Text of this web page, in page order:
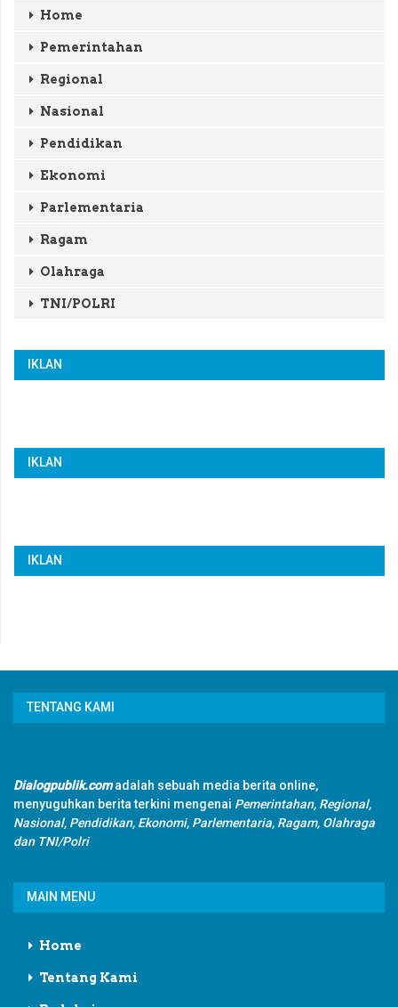
Home
Pemerintahan
Regional
Nasional
Pendidikan
Ekonomi
Parlementaria
Ragam
Olahraga
TNI/POLRI
IKLAN
IKLAN
IKLAN
TENTANG KAMI
Dialogpublik.comadalah sebuah media berita online,
menyuguhkan berita terkini mengenai Pemerintahan, Regional,
Nasional, Pendidikan, Ekonomi, Parlementaria, Ragam, Olahraga
dan TNI/Polri
MAIN MENU
Home
Tentang Kami